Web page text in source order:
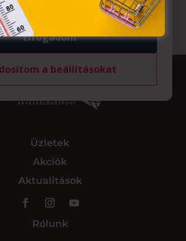
Üzletek
Akciók
Aktualitások
Rólunk
Elfogadom
a beállításokat